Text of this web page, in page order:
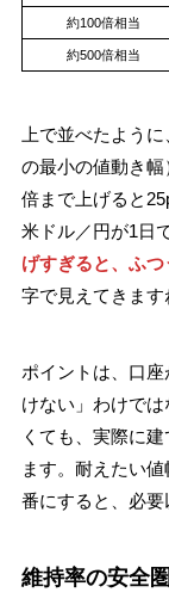
約100倍相当
約500倍相当
上で並べたよう
の最小の値動き
倍まで上げると
米ドル／円が1日
げすぎると、ふ
字で見えてきます
ポイントは、口
けない」わけで
くても、実際に
ます。耐えたい
番にすると、必要
維持率の安全